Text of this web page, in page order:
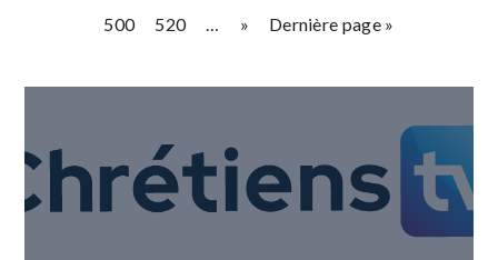
500
520 … » Dernière page »